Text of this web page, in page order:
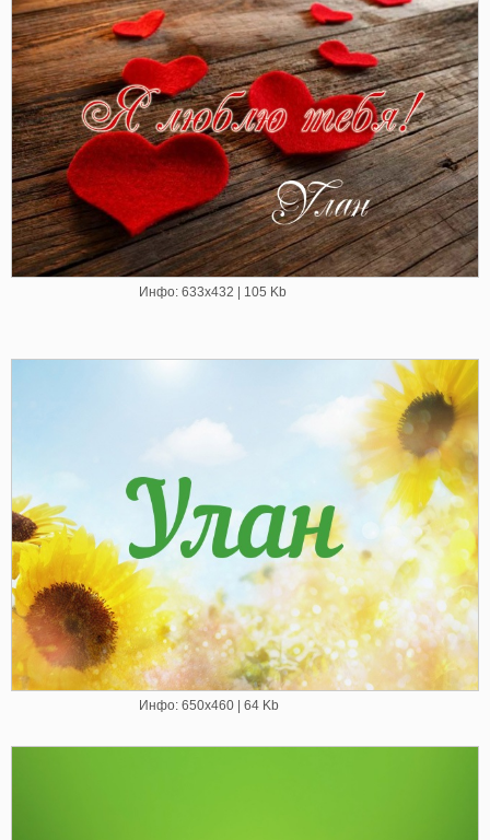
Инфо: 633х432 | 105 Kb
Инфо: 650х460 | 64 Kb